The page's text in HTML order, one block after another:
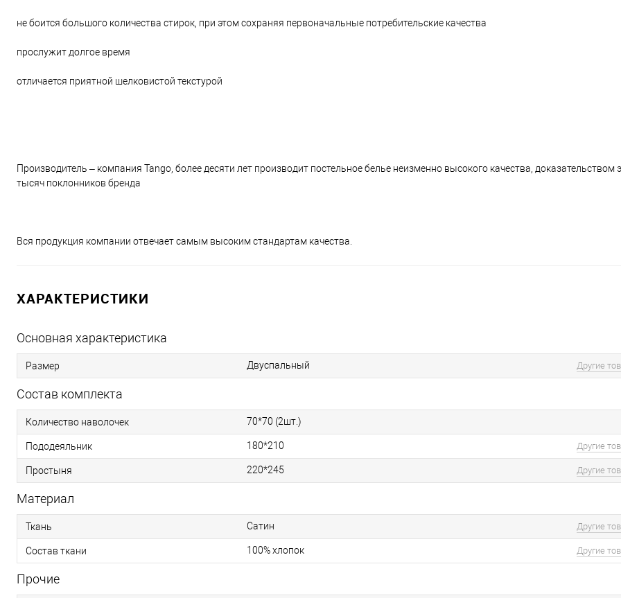
не боится большого количества стирок, при этом сохраняя первоначальные потребительские качества
прослужит долгое время
отличается приятной шелковистой текстурой
Производитель – компания Tango, более десяти лет производит постельное белье неизменно высокого качества, доказательством
тысяч поклонников бренда
Вся продукция компании отвечает самым высоким стандартам качества.
ХАРАКТЕРИСТИКИ
Основная характеристика
Размер Двуспальный Другие
Состав комплекта
Количество наволочек 70*70 (2шт.)
Пододеяльник 180*210 Другие
Простыня 220*245 Другие
Материал
Ткань Сатин Другие
Состав ткани 100% хлопок Другие
Прочие